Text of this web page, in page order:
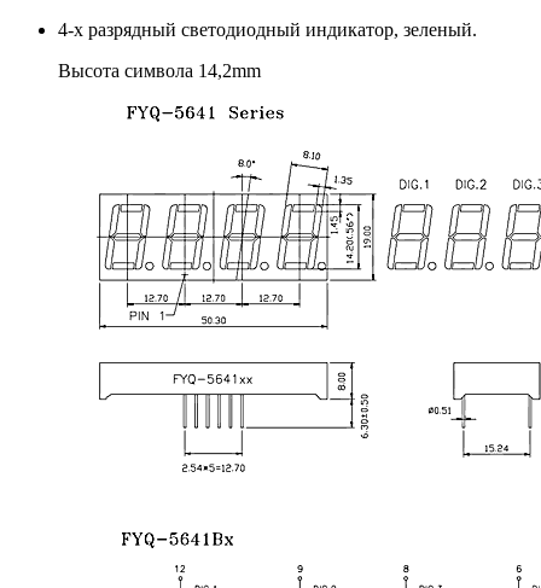
4-х разрядный светодиодный индикатор, зеленый.
Высота символа 14,2mm